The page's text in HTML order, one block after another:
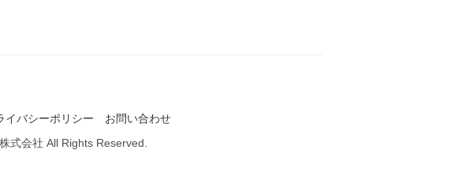
イバシーポリシー
お問い合わせ
式会社 All Rights Reserved.